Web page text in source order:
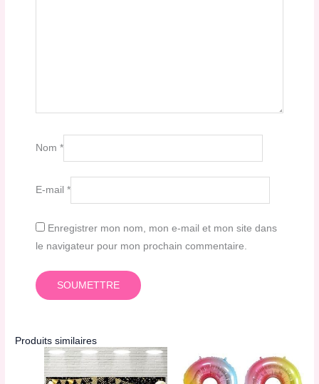
Nom*
E-mail*
Enregistrer mon nom, mon e-mail et mon site dans
le navigateur pour mon prochain commentaire.
Produits similaires